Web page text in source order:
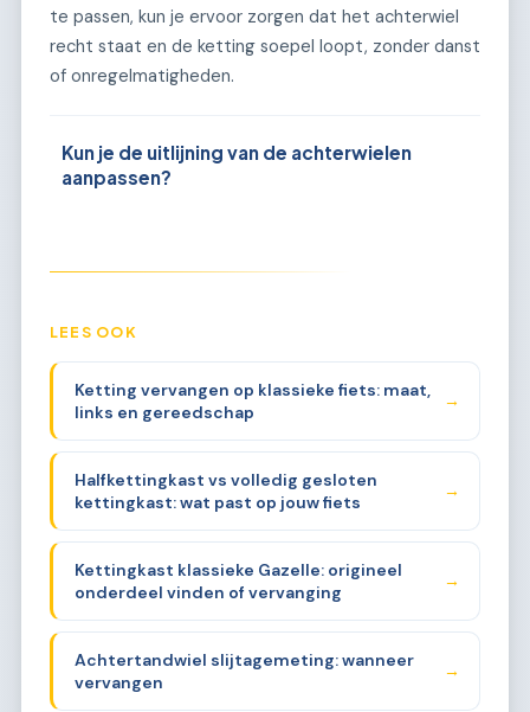
te passen, kun je ervoor zorgen dat het achterwiel
recht staat en de ketting soepel loopt, zonder danst
of onregelmatigheden.
Kun je de uitlijning van de achterwielen
aanpassen?
LEES OOK
Ketting vervangen op klassieke fiets: maat,
links en gereedschap
→
Halfkettingkast vs volledig gesloten
kettingkast: wat past op jouw fiets
→
Kettingkast klassieke Gazelle: origineel
onderdeel vinden of vervanging
→
Achtertandwiel slijtagemeting: wanneer
vervangen
→